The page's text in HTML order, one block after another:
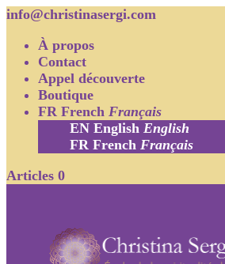
info@christinasergi.com
À propos
Contact
Appel découverte
Boutique
FR French Français
EN English English
FR French Français
Articles 0